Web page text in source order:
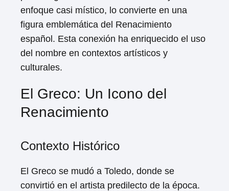
enfoque casi místico, lo convierte en una
figura emblemática del Renacimiento
español. Esta conexión ha enriquecido el uso
del nombre en contextos artísticos y
culturales.
El Greco: Un Icono del
Renacimiento
Contexto Histórico
El Greco se mudó a Toledo, donde se
convirtió en el artista predilecto de la época.